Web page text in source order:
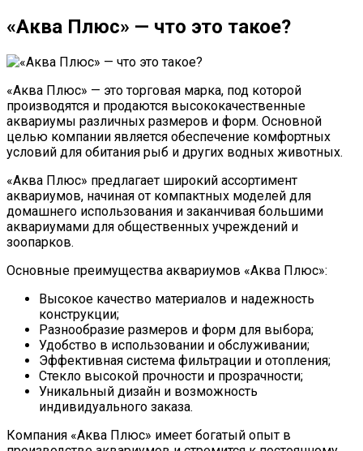
«Аква Плюс» — что это такое?
«Аква Плюс» — это торговая марка, под которой
производятся и продаются высококачественные
аквариумы различных размеров и форм. Основной
целью компании является обеспечение комфортных
условий для обитания рыб и других водных животных.
«Аква Плюс» предлагает широкий ассортимент
аквариумов, начиная от компактных моделей для
домашнего использования и заканчивая большими
аквариумами для общественных учреждений и
зоопарков.
Основные преимущества аквариумов «Аква Плюс»:
Высокое качество материалов и надежность
конструкции;
Разнообразие размеров и форм для выбора;
Удобство в использовании и обслуживании;
Эффективная система фильтрации и отопления;
Стекло высокой прочности и прозрачности;
Уникальный дизайн и возможность
индивидуального заказа.
Компания «Аква Плюс» имеет богатый опыт в